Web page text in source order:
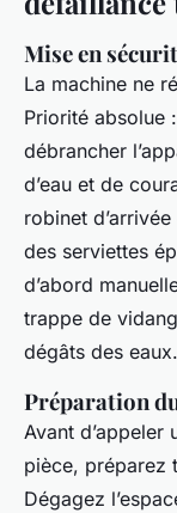
Mise en
La machine ne
Priorité absolue
débrancher
d’eau et de
robinet
des serviettes
d’abord
trappe de
dégâts des eaux.
Préparation
Avant d’appeler
pièce, préparez
Dégagez